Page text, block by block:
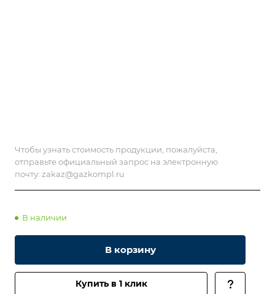
Чтобы узнать стоимость продукции, пожалуйста,
отправьте официальный запрос на электронную
почту: zakaz@gazkompl.ru
В наличии
В корзину
Купить в 1 клик